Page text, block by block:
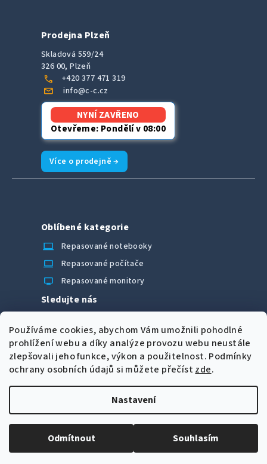
Používáme cookies, abychom Vám umožnili pohodlné
prohlížení webu a díky analýze provozu webu neustále
zlepšovali jeho funkce, výkon a použitelnost. Podmínky
ochrany osobních údajů si můžete přečíst zde.
Nastavení
Odmítnout Souhlasím
Prodejna Plzeň
Skladová 559/24
326 00, Plzeň
call +420 377 471 319
mail info@c-c.cz
NYNÍ ZAVŘENO
Otevřeme: Pondělí v 08:00
Více o prodejně →
Oblíbené kategorie
laptop_chromebook
Repasované notebooky
computer Repasované počítače
monitor Repasované monitory
Sledujte nás
Možnosti úhrady
Upravit nastavení cookies
Vytvořil Shoptet